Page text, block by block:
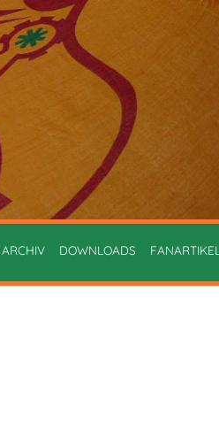
ARCHIV DOWNLOADS FANARTIKEL